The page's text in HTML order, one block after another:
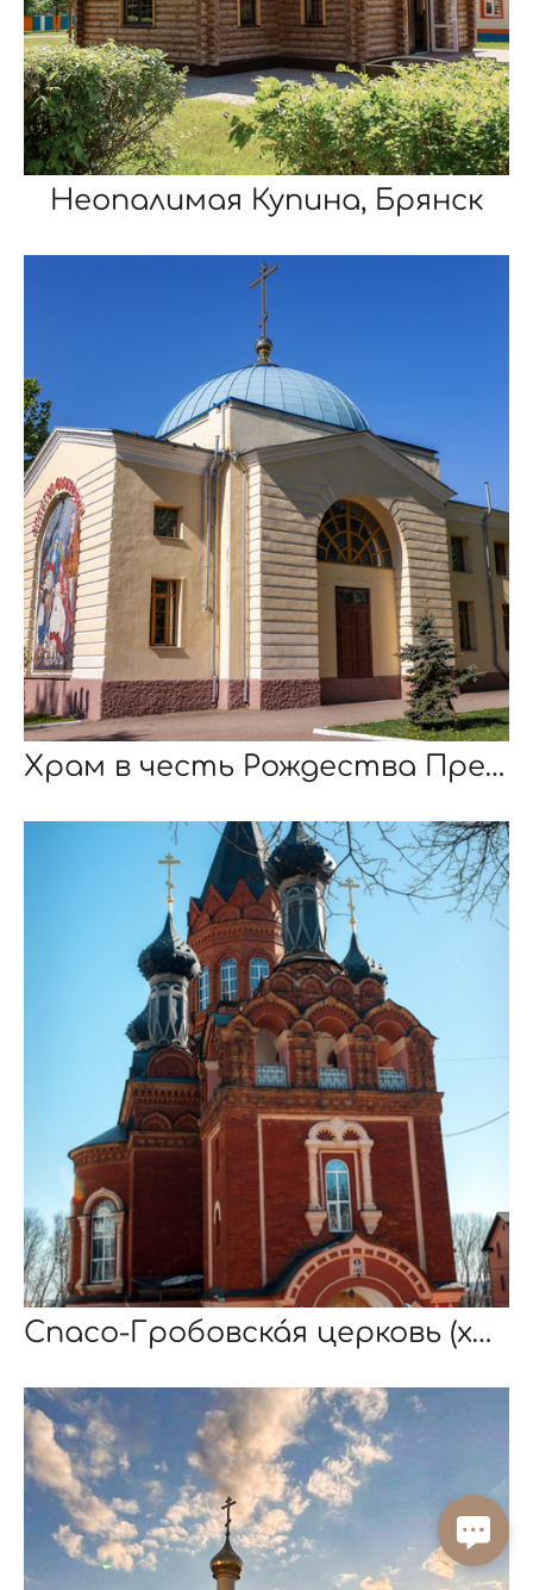
Неопалимая Купина, Брянск
Храм в честь Рождества Пресвятой Богородицы
Спасо-Гробовска́я церковь (храм Спаса Преображения)